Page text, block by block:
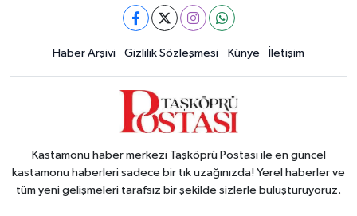
Haber Arşivi Gizlilik Sözleşmesi Künye İletişim
Kastamonu haber merkezi Taşköprü Postası ile en güncel
kastamonu haberleri sadece bir tık uzağınızda! Yerel haberler ve
tüm yeni gelişmeleri tarafsız bir şekilde sizlerle buluşturuyoruz.